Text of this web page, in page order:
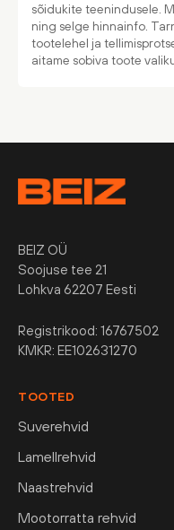
sõidukite teenindusele.
ning selge hinnainfo.
tootelehel ja
aitame sobiva toote
BEIZ OÜ
Soojuse tee 21
Lohkva 62207 Eesti
Registrikood: 16767502
KMKR: EE102631270
TOOTED
Suverehvid
Lamellrehvid
Naastrehvid
Mootorratta rehvid